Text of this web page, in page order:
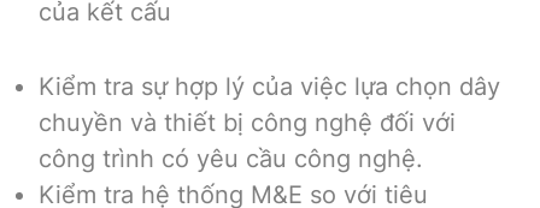
của kết cấu
Kiểm tra sự hợp lý của việc lựa chọn dây
chuyền và thiết bị công nghệ đối với
công trình có yêu cầu công nghệ.
Kiểm tra hệ thống M&E so với tiêu